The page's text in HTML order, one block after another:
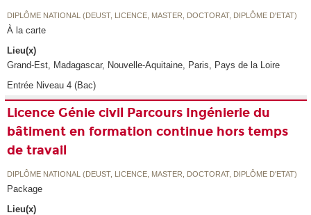
DIPLÔME NATIONAL (DEUST, LICENCE, MASTER, DOCTORAT, DIPLÔME D'ETAT)
À la carte
Lieu(x)
Grand-Est, Madagascar, Nouvelle-Aquitaine, Paris, Pays de la Loire
Entrée Niveau 4 (Bac)
Licence Génie civil Parcours Ingénierie du
bâtiment en formation continue hors temps
de travail
DIPLÔME NATIONAL (DEUST, LICENCE, MASTER, DOCTORAT, DIPLÔME D'ETAT)
Package
Lieu(x)